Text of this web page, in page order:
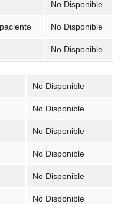
No Disponible
No Disponible
No Disponible
No Disponible
No Disponible
No Disponible
No Disponible
No Disponible
No Disponible